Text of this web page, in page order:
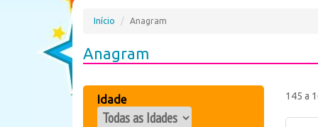
Início Anagram
Anagram
Idade 145 a